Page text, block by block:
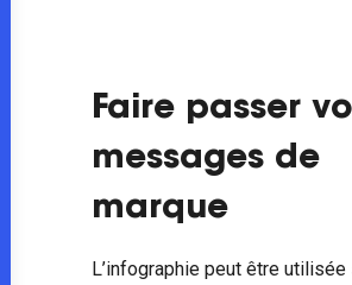
Faire passer
messages de
marque
L’infographie peut être utilisée